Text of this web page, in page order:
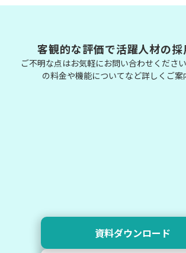
客観的な評価で活躍人材の
ご不明な点はお気軽にお問い合わせくださ
の料金や機能についてなど詳しくご案
資料ダウンロード